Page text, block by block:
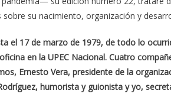
su nacimiento, organización y
el 17 de marzo de 1979, de todo lo
en la UPEC Nacional. Cuatro
Ernesto Vera, presidente de la
humorista y guionista y yo,